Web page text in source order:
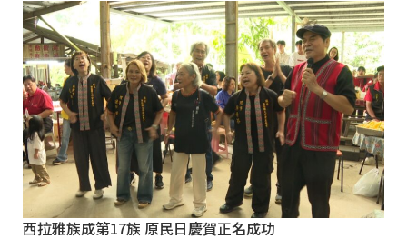
西拉雅族成第17族 原民日慶賀正名成功